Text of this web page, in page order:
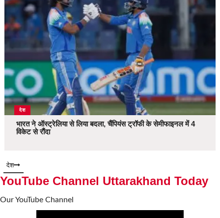
देश
भारत ने ऑस्ट्रेलिया से लिया बदला, चैंपियंस ट्रॉफी के सेमीफाइनल में 4
विकेट से रौंदा
देश
YouTube Channel Uttarakhand Today
Our YouTube Channel